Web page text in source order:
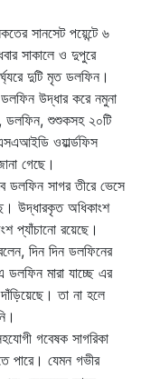
সানসেট পয়েন্টে ৬
সাকালে ও দুপুরে
দুটি মৃত ডলফিন।
ডলফিন উদ্ধার করে নমুনা
ডলফিন, শুশুকসহ ২০টি
ওয়ার্ল্ডফিস
গেছে।
ডলফিন সাগর তীরে ভেসে
উদ্ধারকৃত অধিকাংশ
প্যাঁচানো রয়েছে।
দিন দিন ডলফিনের
মারা যাচ্ছে এর
তা না হলে
গবেষক সাগরিকা
পারে। যেমন গভীর